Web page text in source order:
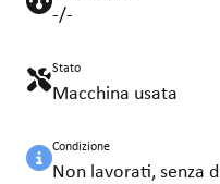
-/-
Stato
Macchina usata
Condizione
Non lavorati, senza